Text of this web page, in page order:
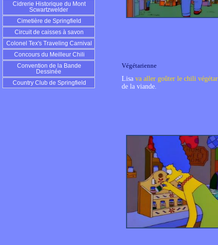
Cidrerie Historique du Mont
Scwartzwelder
Cimetière de Springfield
Circuit de caisses à savon
Colonel Tex's Traveling Carnival
Concours du Meilleur Chili
Convention de la Bande
Dessinée
Country Club de Springfield
Végétarienne
Lisa va aller goûter le chili
de la viande.